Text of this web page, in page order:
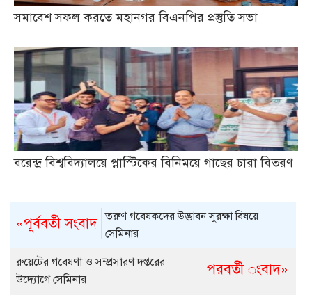
সমাবেশ সফল করতে মহানগর বিএনপির প্রস্তুতি সভা
বরেন্দ্র বিশ্ববিদ্যালয়ে প্লাস্টিকের বিনিময়ে গাছের চারা বিতরণ
«পূর্ববর্তী সংবাদ তরুণ গবেষকদের উদ্ভাবন সুরক্ষা বিষয়ে
সেমিনার
পরবর্তী ংবাদ»
রুয়েটের গবেষণা ও সম্প্রসারণ দপ্তরের
উদ্যোগে সেমিনার